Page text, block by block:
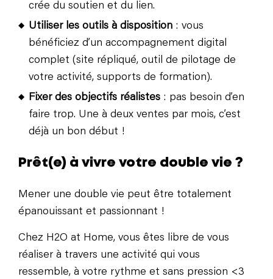
crée du soutien et du lien.
Utiliser les outils à disposition : vous
bénéficiez d’un accompagnement digital
complet (site répliqué, outil de pilotage de
votre activité, supports de formation).
Fixer des objectifs réalistes : pas besoin d’en
faire trop. Une à deux ventes par mois, c’est
déjà un bon début !
Prêt(e) à vivre votre double vie ?
Mener une double vie peut être totalement
épanouissant et passionnant !
Chez H2O at Home, vous êtes libre de vous
réaliser à travers une activité qui vous
ressemble, à votre rythme et sans pression <3